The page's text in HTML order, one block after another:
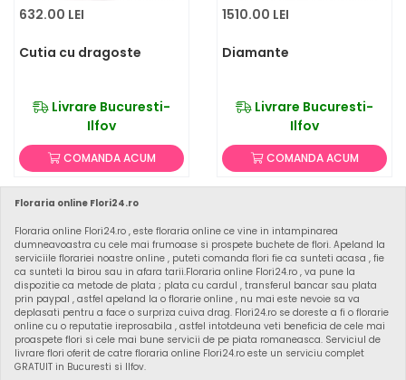
632.00 LEI
Cutia cu dragoste
Livrare Bucuresti-
Ilfov
COMANDA ACUM
1510.00 LEI
Diamante
Livrare Bucuresti-
Ilfov
COMANDA ACUM
Floraria online Flori24.ro
Floraria online Flori24.ro , este floraria online ce vine in intampinarea
dumneavoastra cu cele mai frumoase si prospete buchete de flori. Apeland la
serviciile florariei noastre online , puteti comanda flori fie ca sunteti acasa , fie
ca sunteti la birou sau in afara tarii.Floraria online Flori24.ro , va pune la
dispozitie ca metode de plata ; plata cu cardul , transferul bancar sau plata
prin paypal , astfel apeland la o florarie online , nu mai este nevoie sa va
deplasati pentru a face o surpriza cuiva drag. Flori24.ro se doreste a fi o florarie
online cu o reputatie ireprosabila , astfel intotdeuna veti beneficia de cele mai
proaspete flori si cele mai bune servicii de pe piata romaneasca. Serviciul de
livrare flori oferit de catre floraria online Flori24.ro este un serviciu complet
GRATUIT in Bucuresti si Ilfov.